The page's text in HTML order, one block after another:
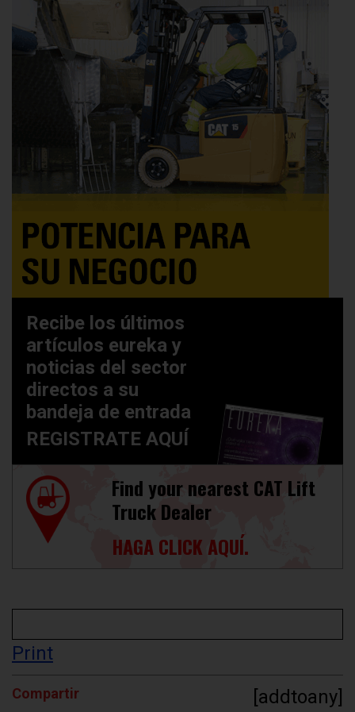
Recibe los últimos
artículos eureka y
noticias del sector
directos a su
bandeja de entrada
REGISTRATE AQUÍ
Find your nearest CAT Lift
Truck Dealer
HAGA CLICK AQUÍ.
Print
Compartir [addtoany]